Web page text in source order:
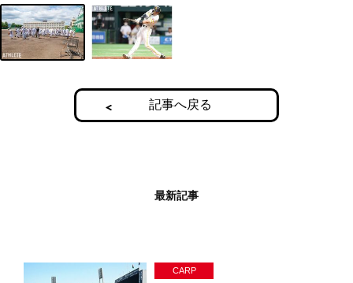
記事へ戻る
最新記事
CARP